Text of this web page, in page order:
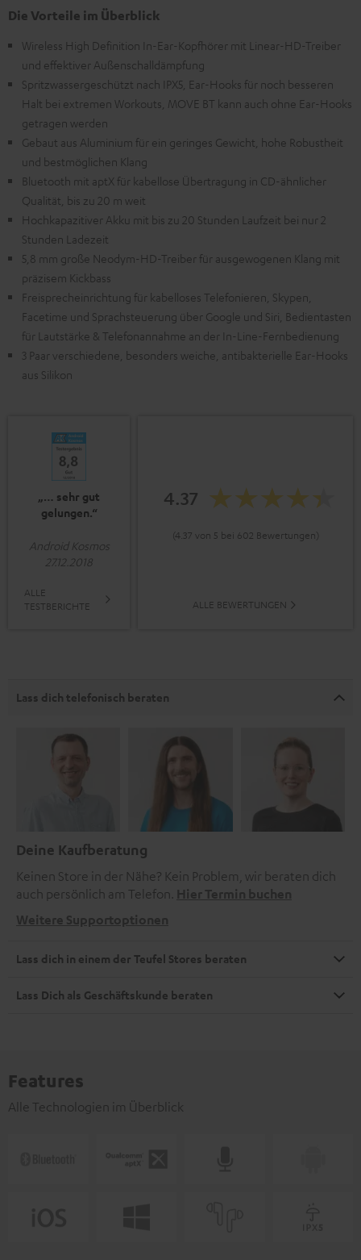
Die Vorteile im Überblick
Wireless High Definition In-Ear-Kopfhörer mit Linear-HD-Treiber
und effektiver Außenschalldämpfung
Spritzwassergeschützt nach IPX5, Ear-Hooks für noch besseren
Halt bei extremen Workouts, MOVE BT kann auch ohne Ear-Hooks
getragen werden
Gebaut aus Aluminium für ein geringes Gewicht, hohe Robustheit
und bestmöglichen Klang
Bluetooth mit aptX für kabellose Übertragung in CD-ähnlicher
Qualität, bis zu 20 m weit
Hochkapazitiver Akku mit bis zu 20 Stunden Laufzeit bei nur 2
Stunden Ladezeit
5,8 mm große Neodym-HD-Treiber für ausgewogenen Klang mit
präzisem Kickbass
Freisprecheinrichtung für kabelloses Telefonieren, Skypen,
Facetime und Sprachsteuerung über Google und Siri, Bedientasten
für Lautstärke & Telefonannahme an der In-Line-Fernbedienung
3 Paar verschiedene, besonders weiche, antibakterielle Ear-Hooks
aus Silikon
„… sehr gut
gelungen.“
Android Kosmos
27.12.2018
ALLE
TESTBERICHTE
4.37
(4.37 von 5 bei 602 Bewertungen)
ALLE BEWERTUNGEN
Lass dich telefonisch beraten
Deine Kaufberatung
Keinen Store in der Nähe? Kein Problem, wir beraten dich
auch persönlich am Telefon. Hier Termin buchen
Weitere Supportoptionen
Lass dich in einem der Teufel Stores beraten
Lass Dich als Geschäftskunde beraten
Features
Alle Technologien im Überblick